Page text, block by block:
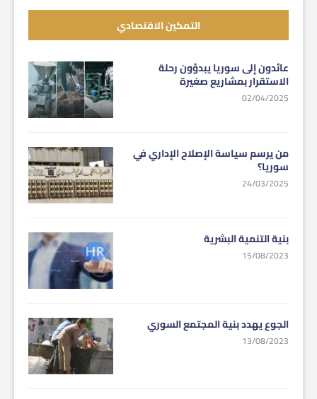
التمكين الاقتصادي
عائدون إلى سوريا يبدؤون رحلة
الاستقرار بمشاريع صغيرة
02/04/2025
من يرسم سياسة الإصلاح الإداري في
سوريا؟
24/03/2025
بنية التنمية البشرية
15/08/2023
الجوع يهدد بنية المجتمع السوري
13/08/2023